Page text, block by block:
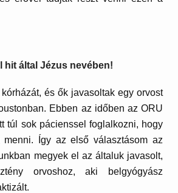
hit által Jézus nevében!
és ők javasoltak egy orvost
Ebben az időben az ORU
túl sok pácienssel foglalkozni, hogy
menni. Így az első választásom az
megyek el az általuk javasolt,
orvoshoz, aki belgyógyász